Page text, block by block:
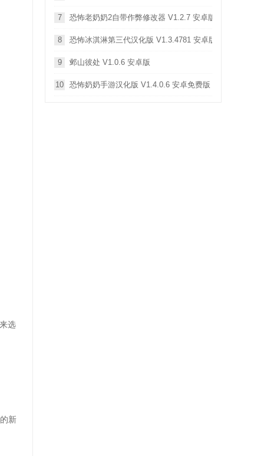
选
新
7 恐怖老奶奶2自带作弊修改器 V1.2.7 安卓版
8 恐怖冰淇淋第三代汉化版 V1.3.4781 安卓版
9 邺山彼处 V1.0.6 安卓版
10 恐怖奶奶手游汉化版 V1.4.0.6 安卓免费版